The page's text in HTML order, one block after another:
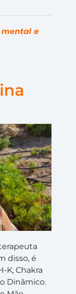
e
disso, é
K, Chakra
Dinâmico.